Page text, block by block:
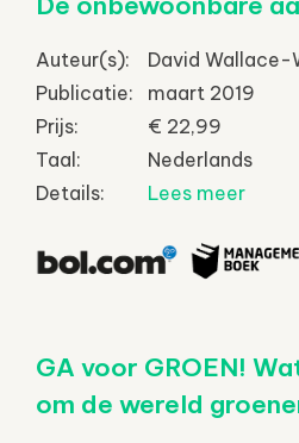
Auteur(s):
David Wallace-
Publicatie:
maart 2019
Prijs:
€ 22,99
Taal:
Nederlands
Details:
Lees meer
GA voor GROEN!
om de wereld